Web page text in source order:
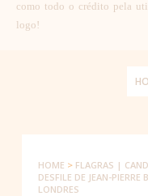
como todo o crédito pela
logo!
HOME > FLAGRAS |
DESFILE DE JEAN-
LONDRES